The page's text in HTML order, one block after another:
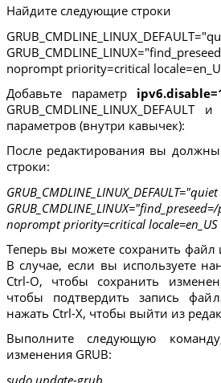
Найдите следующие строки
noprompt priority=critical
Добавьте параметр
GRUB_CMDLINE_LINUX_DEFAULT и
параметров (внутри кавычек):
После редактирования вы
строки:
GRUB_CMDLINE_LINUX_DEFAULT="quiet
noprompt priority=critical locale=en_US
Теперь вы можете сохранить файл
В случае, если вы используете
Ctrl-O, чтобы сохранить
чтобы подтвердить запись
нажать Ctrl-X, чтобы выйти из
Выполните следующую
изменения GRUB:
sudo update-grub